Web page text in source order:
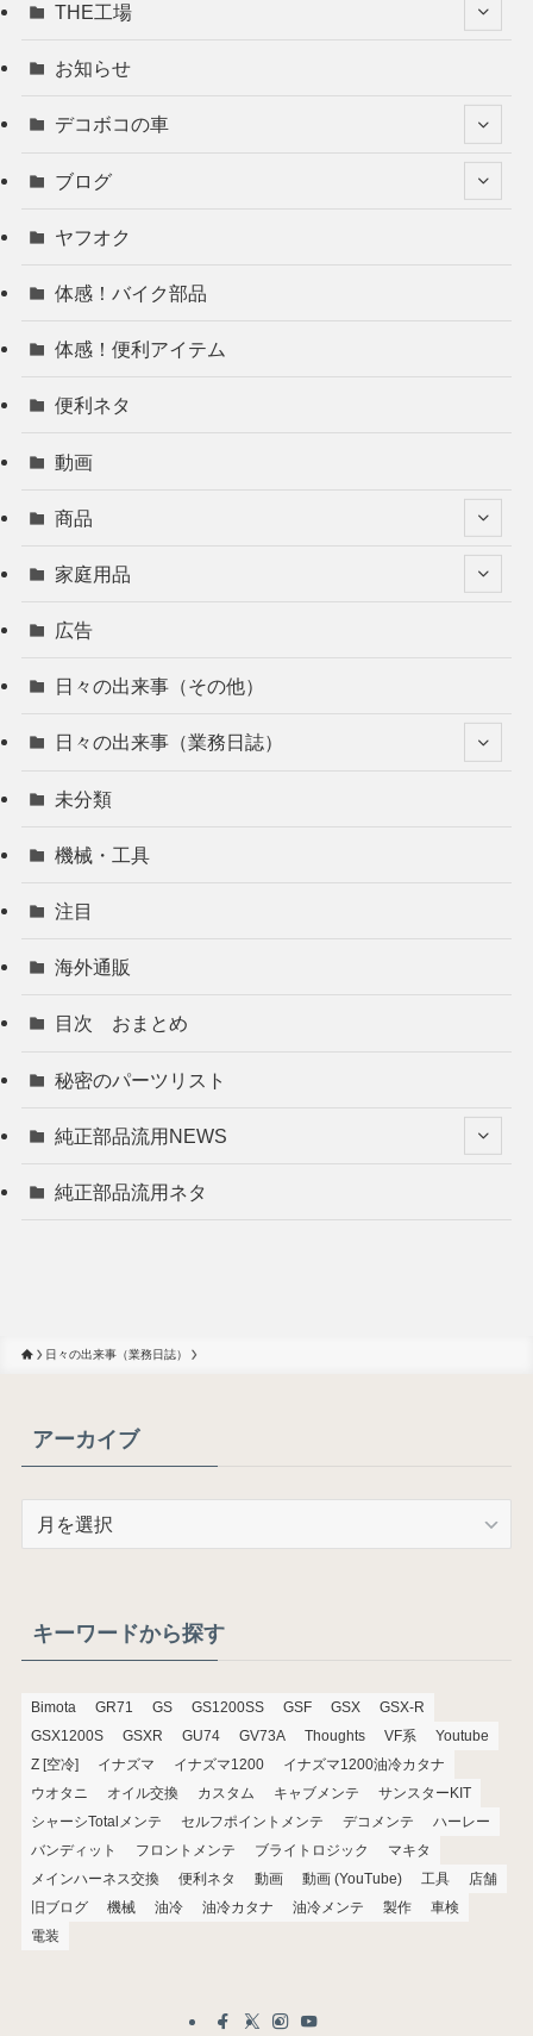
THE工場
お知らせ
デコボコの車
ブログ
ヤフオク
体感！バイク部品
体感！便利アイテム
便利ネタ
動画
商品
家庭用品
広告
日々の出来事（その他）
日々の出来事（業務日誌）
未分類
機械・工具
注目
海外通販
目次 おまとめ
秘密のパーツリスト
純正部品流用NEWS
純正部品流用ネタ
日々の出来事（業務日誌）
アーカイブ
ブキーワードから探す
Bimota GR71 GS GS1200SS GSF GSX
GSX-R
GSX1200S
GSXR GU74 GV73A Thoughts VF系
Youtube
Z [空冷]
イナズマ イナズマ1200
イナズマ1200油冷カタナ
ウオタニ
オイル交換 カスタム キャブメンテ
サンスターKIT
シャーシTotalメンテ
セルフポイントメンテ デコメンテ
ハーレー
バンディット
フロントメンテ ブライトロジック
マキタ
メインハーネス交換
便利ネタ 動画 動画 (YouTube) 工具
店舗
旧ブログ
機械 油冷 油冷カタナ 油冷メンテ 製作
車検
電装